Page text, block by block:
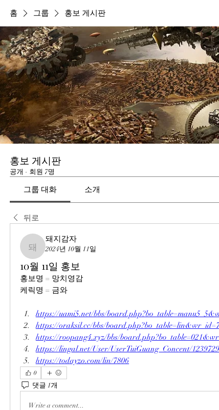
홈 그룹 홍보 게시판
홍보 게시판
공개 · 회원 7명
그룹 대화 소개
뒤로
돼지감자
돼지감자
2024년 10월 11일
10월 11일 홍보
홍보명 = 망치영감
케릭명 = 금와
https://uami5.net/bbs/
https://oraksil.cc/bbs/
https://roopang4.xyz/bbs/
https://lingal.net/User/UserTuiGuang_Concent/1239729
https://todayzo.com/lin/7806
0
댓글 1개
Write a comment...